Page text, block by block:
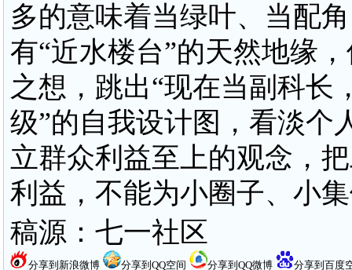
多的意味着当绿叶、当配
有“近水楼台”的天然地缘
之想，跳出“现在当副科长
级”的自我设计图，看淡个
立群众利益至上的观念，
利益，不能为小圈子、小
稿源：七一社区
分享到新浪微博 分享到QQ空间 分享到QQ微博 分享到百度